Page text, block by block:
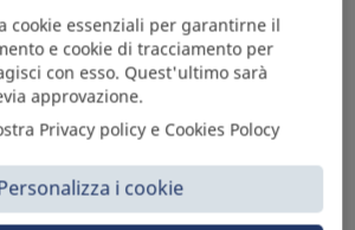
cookie essenziali per garantirne il
e cookie di tracciamento per
con esso. Quest'ultimo sarà
approvazione.
Privacy policy e Cookies Polocy
i cookie